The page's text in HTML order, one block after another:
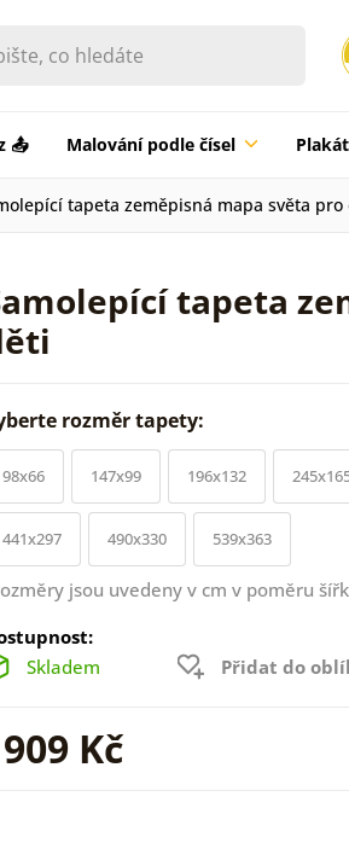
📤 Malování podle čísel
tapeta zeměpisná mapa světa pro
tapeta
rozměr tapety:
98x66 147x99 196x132
441x297 490x330 539x363
jsou uvedeny v cm v poměru
Skladem
Přidat do
909 Kč